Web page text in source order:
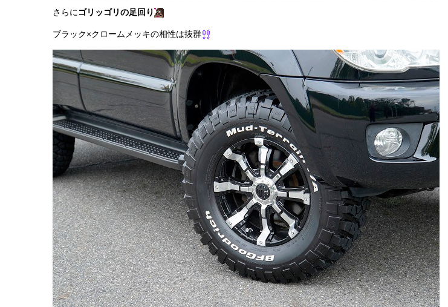
さらに ゴリッゴリの足回り
ブラック×クロームメッキの相性は抜群